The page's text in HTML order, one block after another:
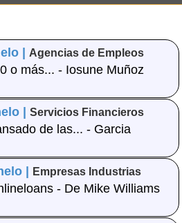
|Agencias de Empleos
o más... - Iosune Muñoz
| Servicios Financieros
de las... - Garcia
| Empresas Industrias
- De Mike Williams